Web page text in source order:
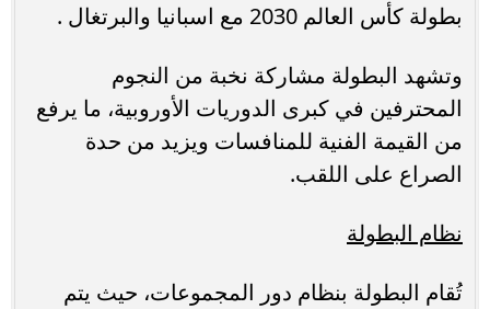
بطولة كأس العالم 2030 مع اسبانيا والبرتغال .
وتشهد البطولة مشاركة نخبة من النجوم
المحترفين في كبرى الدوريات الأوروبية، ما يرفع
من القيمة الفنية للمنافسات ويزيد من حدة
الصراع على اللقب.
نظام البطولة
تُقام البطولة بنظام دور المجموعات، حيث يتم